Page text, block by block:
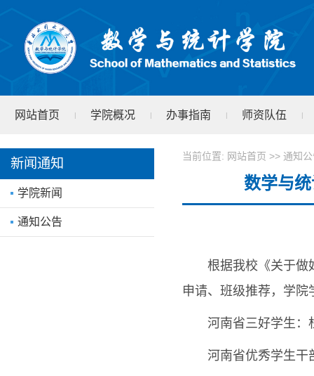
网站首页 | 学院概况 | 办事指南 | 师资队伍 |
学院文件
新闻通知
学院新闻
通知公告
当前位置: 网站首页 >> 通知
数学与
根据我校《关于做
申请、班级推荐，学
河南省三好学生：
河南省优秀学生干